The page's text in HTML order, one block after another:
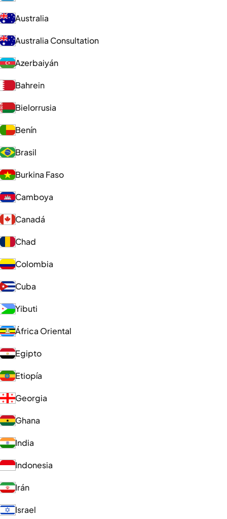
Australia
Australia Consultation
Azerbaiyán
Bahrein
Bielorrusia
Benín
Brasil
Burkina Faso
Camboya
Canadá
Chad
Colombia
Cuba
Yibuti
África Oriental
Egipto
Etiopía
Georgia
Ghana
India
Indonesia
Irán
Israel